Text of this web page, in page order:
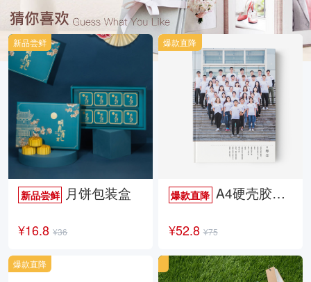
新品尝鲜 月饼包装盒
¥16.8 ¥36
新品尝鲜
爆款直降A4硬壳胶装照片书34p哑膜
¥52.8 ¥75
爆款直降
爆款直降